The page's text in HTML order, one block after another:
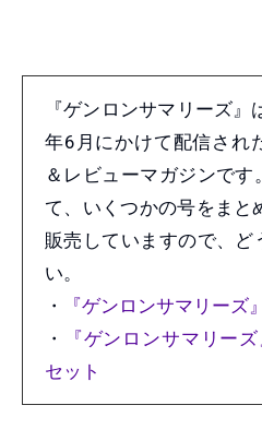
『ゲンロンサマリーズ
年6月にかけて配信され
＆レビューマガジンで
て、いくつかの号をまと
販売していますので、ど
い。
・
『ゲンロンサマリー
・
『ゲンロンサマリー
セット